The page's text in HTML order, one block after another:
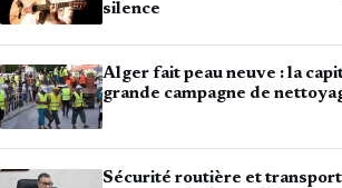
silence
Alger fait peau neuve : la
grande campagne de
Sécurité routière et